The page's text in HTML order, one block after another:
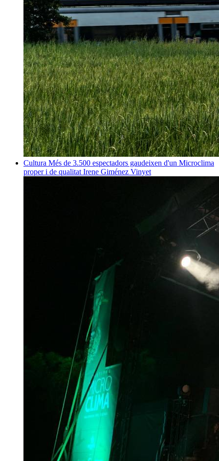
Cultura Més de 3.500 espectadors gaudeixen d'un Microclima
proper i de qualitat Irene Giménez Vinyet